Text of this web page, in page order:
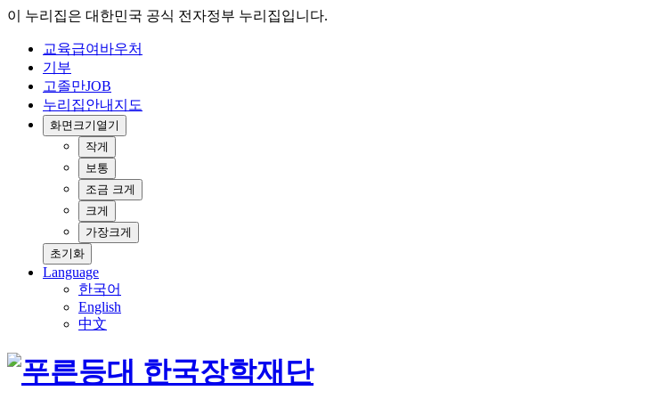
이 누리집은 대한민국 공식 전자정부 누리집입니다.
교육급여바우처
기부
고졸만JOB
누리집안내지도
화면크기 열기
작게
보통
조금 크게
크게
가장크게
초기화
Language
한국어
English
中文